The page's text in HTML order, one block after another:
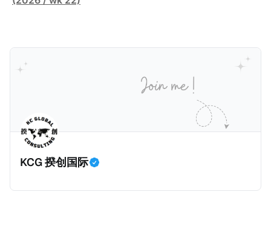
元且全款购房征收新税，而且未来扩展至纽约州所有售
价超过100万美元的现金购房，包括郊区和北部地区的
房产。新税将为购房价格的1%，由买方支付。纽约市的
这项税收预计就能筹集1.6亿美元，用于填补该市的预算
缺口。 根据非营利组织纽约市社区中心汇编的数据，
2025年上半年纽约市近1.8万笔交易中，全款交易占了
60%以上。报告发现，在曼哈顿，2025年1月至6月期
间，超过300万美元的房产交易中，90%都是全款交易
KCG 揆创国际